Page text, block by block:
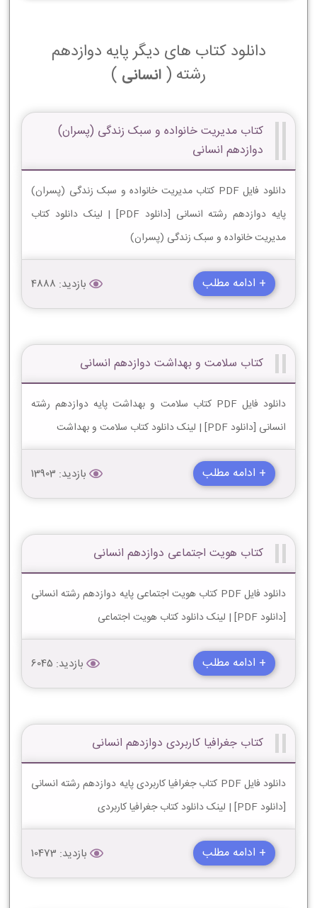
دانلود کتاب های دیگر پایه دوازدهم
رشته ( انسانی )
کتاب مدیریت خانواده و سبک زندگی (پسران)
دوازدهم انسانی
دانلود فایل PDF کتاب مدیریت خانواده و سبک زندگی (پسران)
پایه دوازدهم رشته انسانی [دانلود PDF] | لینک دانلود کتاب
مدیریت خانواده و سبک زندگی (پسران)
+ ادامه مطلب بازدید: 4888
کتاب سلامت و بهداشت دوازدهم انسانی
دانلود فایل PDF کتاب سلامت و بهداشت پایه دوازدهم رشته
انسانی [دانلود PDF] | لینک دانلود کتاب سلامت و بهداشت
+ ادامه مطلب بازدید: 13903
کتاب هویت اجتماعی دوازدهم انسانی
دانلود فایل PDF کتاب هویت اجتماعی پایه دوازدهم رشته انسانی
[دانلود PDF] | لینک دانلود کتاب هویت اجتماعی
+ ادامه مطلب بازدید: 6045
کتاب جغرافیا کاربردی دوازدهم انسانی
دانلود فایل PDF کتاب جغرافیا کاربردی پایه دوازدهم رشته انسانی
[دانلود PDF] | لینک دانلود کتاب جغرافیا کاربردی
+ ادامه مطلب بازدید: 10473